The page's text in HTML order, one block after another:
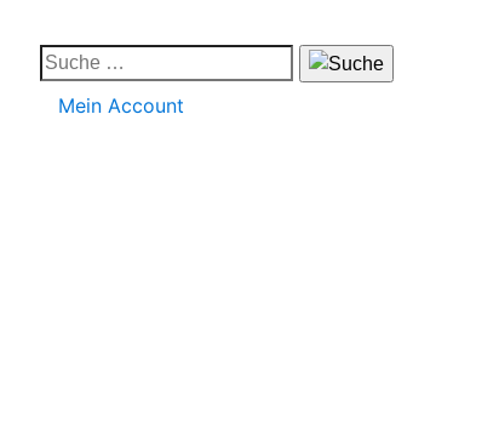
Mein Account